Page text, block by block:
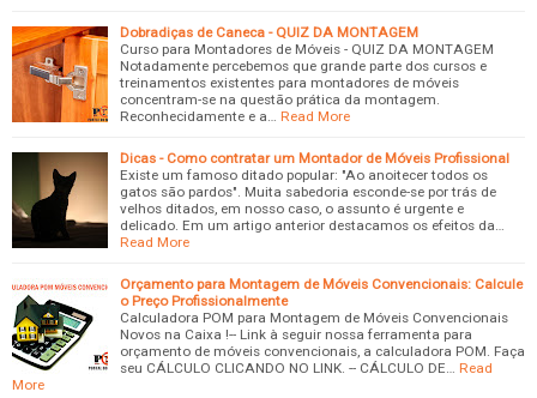
Dobradiças de Caneca - QUIZ DA MONTAGEM
Curso para Montadores de Móveis - QUIZ DA MONTAGEM
Notadamente percebemos que grande parte dos cursos e
treinamentos existentes para montadores de móveis
concentram-se na questão prática da montagem.
Reconhecidamente e a…
Read More
Dicas - Como contratar um Montador de Móveis Profissional
Existe um famoso ditado popular: "Ao anoitecer todos os
gatos são pardos". Muita sabedoria esconde-se por trás de
velhos ditados, em nosso caso, o assunto é urgente e
delicado. Em um artigo anterior destacamos os efeitos da…
Read More
Orçamento para Montagem de Móveis Convencionais: Calcule
o Preço Profissionalmente
Calculadora POM para Montagem de Móveis Convencionais
Novos na Caixa !-- Link à seguir nossa ferramenta para
orçamento de móveis convencionais, a calculadora POM. Faça
seu CÁLCULO CLICANDO NO LINK. -- CÁLCULO DE…
Read
More